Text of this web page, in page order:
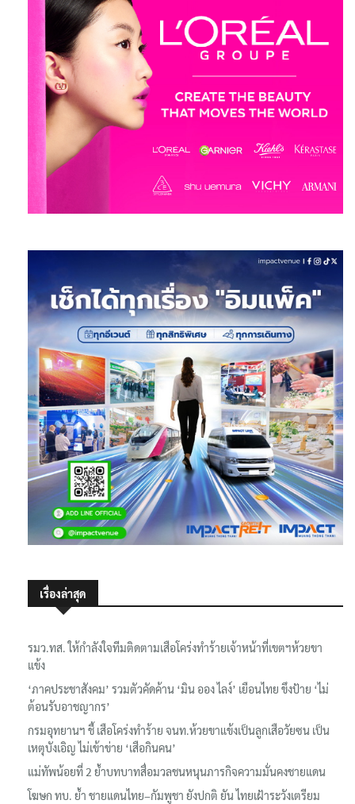
เรื่องล่าสุด
รมว.ทส. ให้กำลังใจทีมติดตามเสือโคร่งทำร้ายเจ้าหน้าที่เขตฯห้วยขา
แข้ง
‘ภาคประชาสังคม’ รวมตัวคัดค้าน ‘มิน ออง ไลง์’ เยือนไทย ขึงป้าย ‘ไม่
ต้อนรับอาชญากร’
กรมอุทยานฯ ชี้ เสือโคร่งทำร้าย จนท.ห้วยขาแข้งเป็นลูกเสือวัยซน เป็น
เหตุบังเอิญ ไม่เข้าข่าย ‘เสือกินคน’
แม่ทัพน้อยที่ 2 ย้ำบทบาทสื่อมวลชนหนุนภารกิจความมั่นคงชายแดน
โฆษก ทบ. ย้ำ ชายแดนไทย–กัมพูชา ยังปกติ ยัน ไทยเฝ้าระวังเตรียม